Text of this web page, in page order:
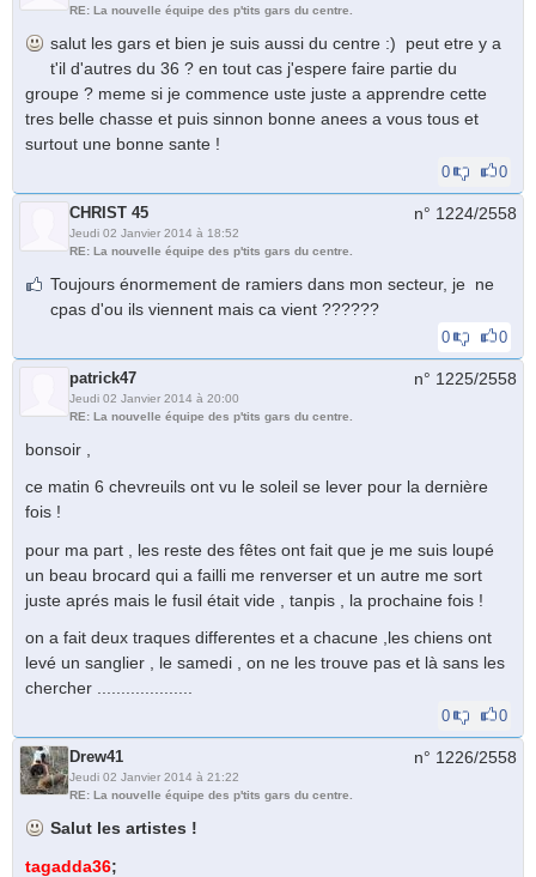
RE: La nouvelle équipe des p'tits gars du centre.
salut les gars et bien je suis aussi du centre :) peut etre y a
t'il d'autres du 36 ? en tout cas j'espere faire partie du
groupe ? meme si je commence uste juste a apprendre cette
tres belle chasse et puis sinnon bonne anees a vous tous et
surtout une bonne sante !
0 0
CHRIST 45
Jeudi 02 Janvier 2014 à 18:52
RE: La nouvelle équipe des p'tits gars du centre.
n° 1224/2558
Toujours énormement de ramiers dans mon secteur, je ne
cpas d'ou ils viennent mais ca vient ??????
0 0
patrick47
Jeudi 02 Janvier 2014 à 20:00
RE: La nouvelle équipe des p'tits gars du centre.
n° 1225/2558
bonsoir ,
ce matin 6 chevreuils ont vu le soleil se lever pour la dernière
fois !
pour ma part , les reste des fêtes ont fait que je me suis loupé
un beau brocard qui a failli me renverser et un autre me sort
juste aprés mais le fusil était vide , tanpis , la prochaine fois !
on a fait deux traques differentes et a chacune ,les chiens ont
levé un sanglier , le samedi , on ne les trouve pas et là sans les
chercher ....................
0 0
Drew41
Jeudi 02 Janvier 2014 à 21:22
RE: La nouvelle équipe des p'tits gars du centre.
n° 1226/2558
Salut les artistes !
tagadda36;